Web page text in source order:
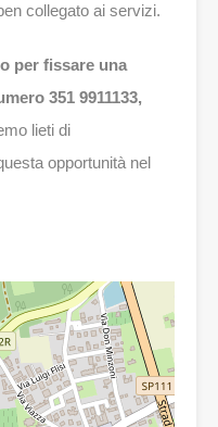
collegato ai servizi.
per fissare una
351 9911133,
lieti di
opportunità nel